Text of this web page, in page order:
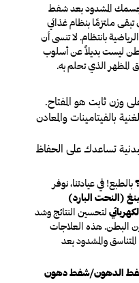
المشدود بعد شفط
تبقى ملتزمًا بنظام غذائي
بانتظام. لا تنسى أن
ليست بديلاً عن أسلوب
الذي تحلم به.
وزن ثابت هو المفتاح.
بالفيتامينات والمعادن
تساعدك على الحفاظ
بالطبع! في عيادتنا، نوفر
(النحت البارد)
لتحسين النتائج وشد
البطن. هذه العلاجات
والمشدود بعد
الدهون/شفط دهون